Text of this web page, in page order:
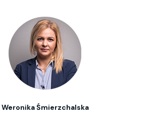
Weronika Śmierzchalska